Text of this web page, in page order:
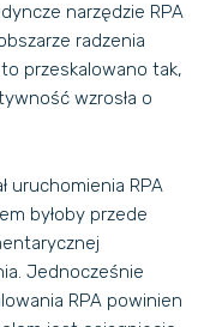
narzędzie RPA
radzenia
przeskalowano tak,
wzrosła o
uruchomienia RPA
byłoby przede
Jednocześnie
RPA powinien